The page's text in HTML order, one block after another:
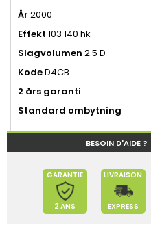
År 2000
Effekt 103 140 hk
Slagvolumen 2.5 D
KodeD4CB
2 års garanti
Standard ombytning
BESOIN D'AIDE ?
GARANTIE
2 ANS
LIVRAISON
EXPRESS